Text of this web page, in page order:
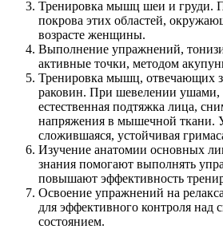
Тренировка мышц шеи и груди.
покрова этих областей,
возрасте женщины.
Выполнение упражнений,
активные точки, методом
Тренировка мышц, отвечающих
раковин. При шевелении ушами,
естественная подтяжка лица,
напряжения в мышечной ткани.
сложившаяся, устойчивая
Изучение анатомии основных
знания помогают выполнять
повышают эффективность
Освоение упражнений на
для эффективного контроля
состоянием.